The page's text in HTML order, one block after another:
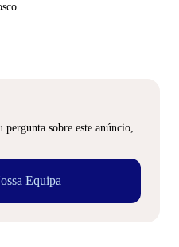
sobre este anúncio,
Equipa